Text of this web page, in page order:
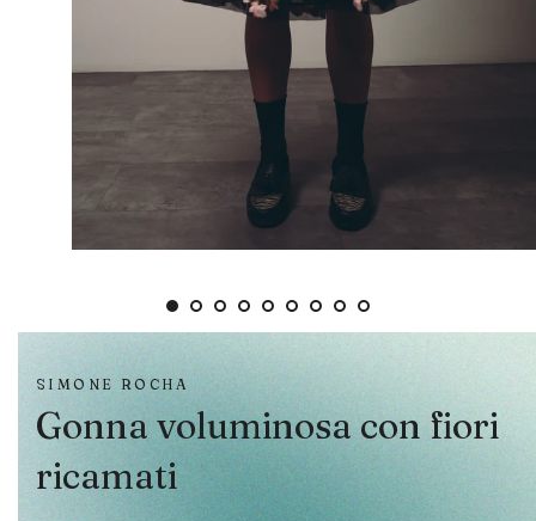
SIMONE ROCHA
Gonna voluminosa con fiori
ricamati